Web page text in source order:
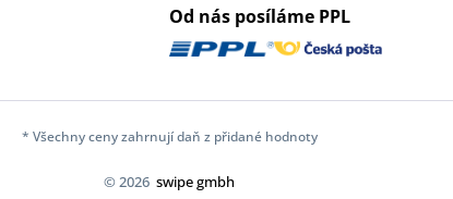
Od nás posíláme PPL
* Všechny ceny zahrnují daň z přidané hodnoty
© 2026 swipe gmbh